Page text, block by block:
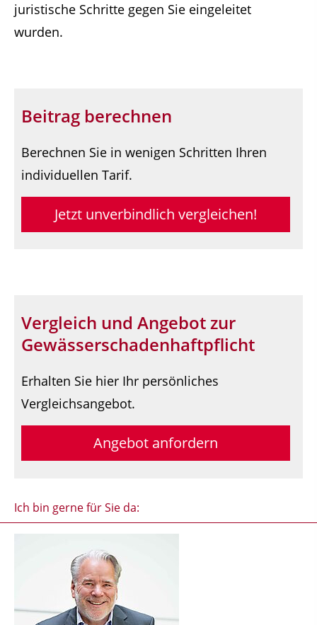
juristische Schritte gegen Sie eingeleitet
wurden.
Beitrag berechnen
Berechnen Sie in wenigen Schritten Ihren
individuellen Tarif.
Jetzt unverbindlich vergleichen!
Vergleich und Angebot zur
Gewässerschadenhaftpflicht
Erhalten Sie hier Ihr persönliches
Vergleichsangebot.
Angebot anfordern
Ich bin gerne für Sie da: